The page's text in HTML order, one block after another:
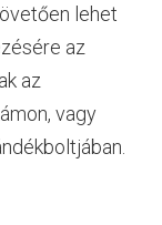
lehet
az
az
vagy